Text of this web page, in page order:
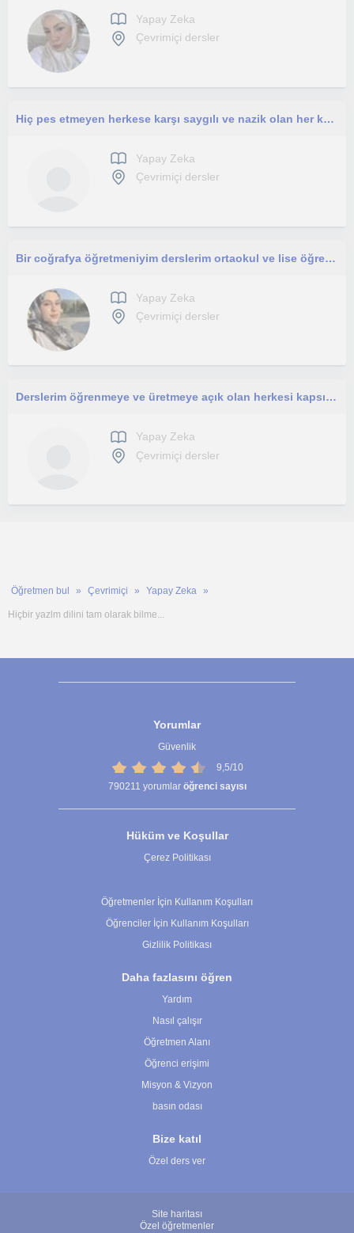
Yapay Zeka
Çevrimiçi dersler
Hiç pes etmeyen herkese karşı saygılı ve nazik olan her kesime hitap eden biriyim.
Yapay Zeka
Çevrimiçi dersler
Bir coğrafya öğretmeniyim derslerim ortaokul ve lise öğrencilerine yönelik aynı zamanda yapay zeka eğitmeniyim
Yapay Zeka
Çevrimiçi dersler
Derslerim öğrenmeye ve üretmeye açık olan herkesi kapsıyor.
Yapay Zeka
Çevrimiçi dersler
Öğretmen bul Çevrimiçi Yapay Zeka
Hiçbir yazlm dilini tam olarak bilme...
Yorumlar
Güvenlik
9,5/10
790211 yorumlar öğrenci sayısı
Hüküm ve Koşullar
Çerez Politikası
Öğretmenler İçin Kullanım Koşulları
Öğrenciler İçin Kullanım Koşulları
Gizlilik Politikası
Daha fazlasını öğren
Yardım
Nasıl çalışır
Öğretmen Alanı
Öğrenci erişimi
Misyon & Vizyon
basın odası
Bize katıl
Özel ders ver
Site haritası
Özel öğretmenler